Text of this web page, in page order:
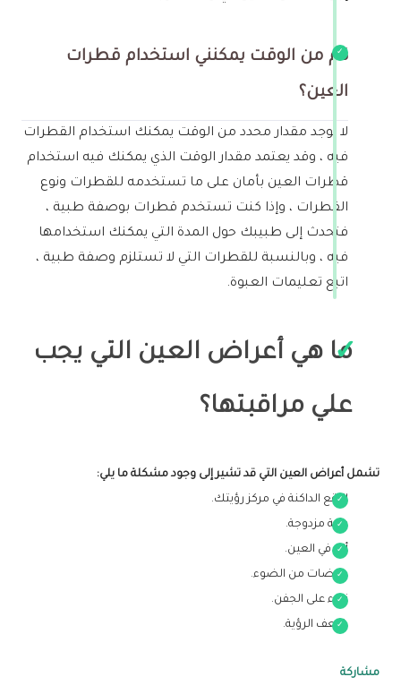
كم من الوقت يمكنني استخدام قطرات
العين؟
لا يوجد مقدار محدد من الوقت يمكنك استخدام القطرات
فيه ، وقد يعتمد مقدار الوقت الذي يمكنك فيه استخدام
قطرات العين بأمان على ما تستخدمه للقطرات ونوع
القطرات ، وإذا كنت تستخدم قطرات بوصفة طبية ،
فتحدث إلى طبيبك حول المدة التي يمكنك استخدامها
فيه ، وبالنسبة للقطرات التي لا تستلزم وصفة طبية ،
اتبع تعليمات العبوة.
ما هي أعراض العين التي يجب
علي مراقبتها؟
تشمل أعراض العين التي قد تشير إلى وجود مشكلة ما يلي:
البقع الداكنة في مركز رؤيتك.
رؤية مزدوجة.
ألم في العين.
ومضات من الضوء.
نتوء على الجفن.
ضعف الرؤية.
مشاركة